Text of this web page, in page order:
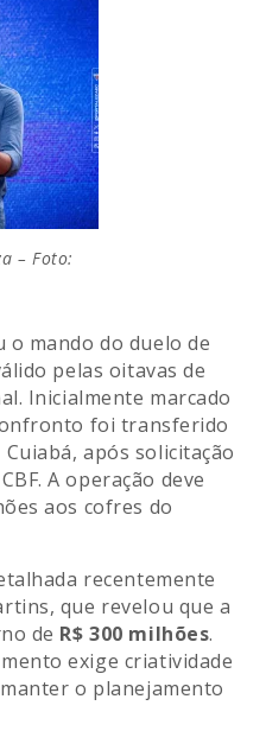
– Foto:
o mando do duelo de
pelas oitavas de
Inicialmente marcado
foi transferido
após solicitação
A operação deve
aos cofres do
recentemente
que revelou que a
de R$ 300 milhões.
exige criatividade
o planejamento